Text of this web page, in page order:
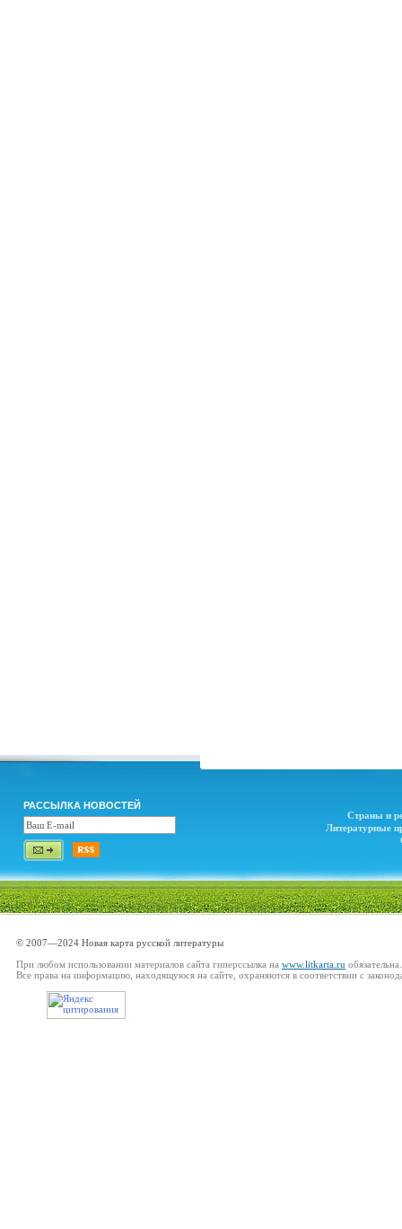
РАССЫЛКА НОВОСТЕЙ
Страны и
Литературные
© 2007—2024 Новая карта русской литературы
При любом использовании материалов сайта гиперссылка на www.litkarta.ru обязательна.
Все права на информацию, находящуюся на сайте, охраняются в соответствии с